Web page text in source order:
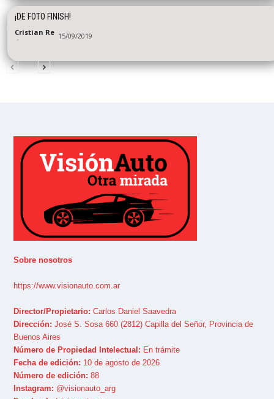
¡DE FOTO FINISH!
Cristian Re
- 15/09/2019
Sobre nosotros
https://www.visionauto.com.ar
Director/Propietario: Carlos Daniel Saavedra
Dirección: José S. Sosa 660 (2812) Capilla del Señor, Provincia de
Buenos Aires
Número de Propiedad Intelectual: En trámite
Fecha de edición: 10 de agosto de 2026
Número de edición: 88
Instagram: @visionauto_arg